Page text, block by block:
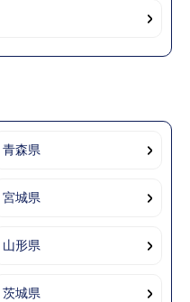
青森県
宮城県
山形県
茨城県